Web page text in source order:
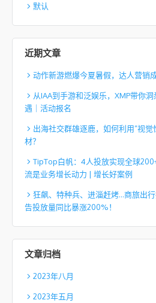
默认
近期文章
动作新游燃爆今夏暑假，达人营销
从IAA到手游和泛娱乐，XMP带你
遇｜活动报名
出海社交群雄逐鹿，如何利用“视觉
材？
TipTop白帆：4人投放实现全球
流是业务增长动力 | 增长好案例
狂飙、特种兵、进淄赶烤…商旅出
告投放量同比暴涨200%！
文章归档
2023年八月
2023年五月